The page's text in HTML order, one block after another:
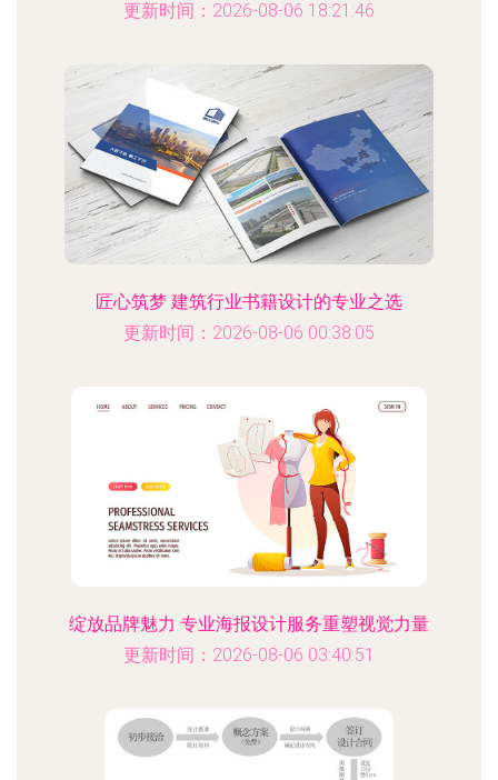
更新时间：2026-08-06 18:21:46
匠心筑梦 建筑行业书籍设计的专业之选
更新时间：2026-08-06 00:38:05
绽放品牌魅力 专业海报设计服务重塑视觉力量
更新时间：2026-08-06 03:40:51